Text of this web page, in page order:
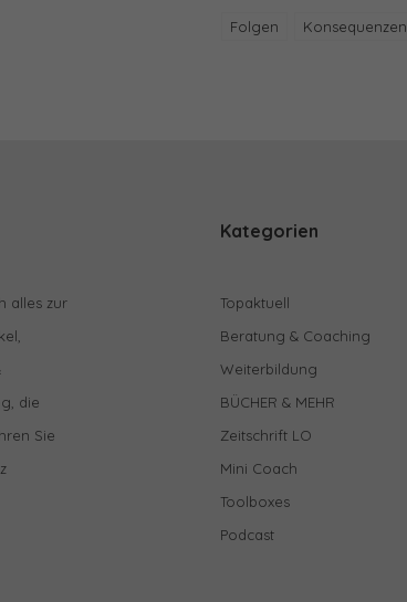
Folgen Konsequenzen
alles zur
die
Sie
Kategorien
Topaktuell
Beratung & Coaching
Weiterbildung
BÜCHER & MEHR
Zeitschrift LO
Mini Coach
Toolboxes
Podcast